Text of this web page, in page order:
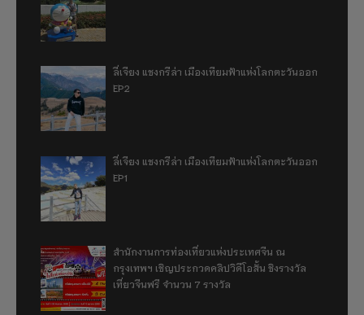
ลี่เจียง แชงกรีล่า เมืองเทียมฟ้าแห่งโลกตะวันออก
EP2
ลี่เจียง แชงกรีล่า เมืองเทียมฟ้าแห่งโลกตะวันออก
EP1
สำนักงานการท่องเที่ยวแห่งประเทศจีน ณ
กรุงเทพฯ เชิญประกวดคลิปวิดีโอสั้น ชิงรางวัล
เที่ยวจีนฟรี จำนวน 7 รางวัล